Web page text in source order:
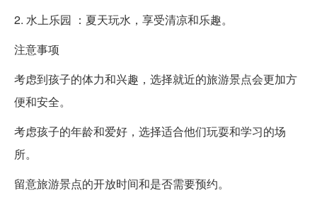
2. 水上乐园 ：夏天玩水，享受清凉和乐趣。
注意事项
考虑到孩子的体力和兴趣，选择就近的旅游景点会更加方
便和安全。
考虑孩子的年龄和爱好，选择适合他们玩耍和学习的场
所。
留意旅游景点的开放时间和是否需要预约。